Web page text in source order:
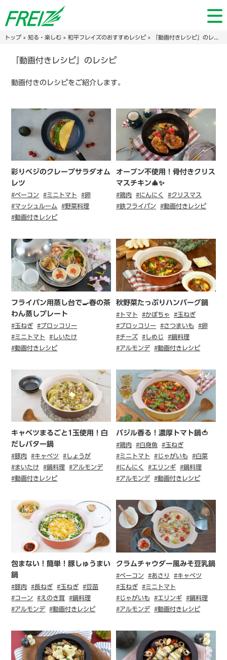
トップ» 知る・楽しむ» 和平フレイズのおすすめレシピ» 「動画付きレシピ」のレシピ
「動画付きレシピ」のレシピ
動画付きのレシピをご紹介します。
彩りベジのクレープサラダオム
レツ
#ベーコン #ミニトマト
#卵
#マッシュルーム
#野菜料理
#動画付きレシピ
オーブン不使用！骨付きクリス
マスチキン🎄✨
#鶏肉 #にんにく
#クリスマス
#鉄フライパン
#動画付きレシピ
フライパン用蒸し台で🍳春の茶
わん蒸しプレート
#玉ねぎ
#ブロッコリー
#ミニトマト
#しいたけ
#動画付きレシピ
秋野菜たっぷりハンバーグ鍋
#トマト #かぼちゃ
#玉ねぎ
#ブロッコリー
#さつまいも
#卵
#チーズ
#しめじ
#鍋料理
#アルモンデ
#動画付きレシピ
キャベツまるごと1玉使用！白
だしバター鍋
#豚肉 #キャベツ
#しょうが
#まいたけ
#鍋料理
#アルモンデ
#動画付きレシピ
バジル香る！濃厚トマト鍋🍅
#鶏肉 #白身魚
#玉ねぎ
#ミニトマト
#じゃがいも
#白菜
#にんにく
#エリンギ
#鍋料理
#アルモンデ
#動画付きレシピ
包まない！簡単！豚しゅうまい
鍋
#豚肉 #長ねぎ #玉ねぎ
#豆苗
#コーン
#えのき茸
#鍋料理
#アルモンデ
#動画付きレシピ
クラムチャウダー風みそ豆乳鍋
#ベーコン #あさり
#キャベツ
#玉ねぎ
#ミニトマト
#じゃがいも
#エリンギ
#鍋料理
#アルモンデ
#動画付きレシピ